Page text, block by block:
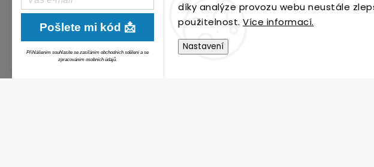
díky analýze provozu webu neustále
použitelnost. Více informací.
Nastavení
iPad
MacBook
Pošlete mi kód 📩
Přihlášením souhlasíte se zasíláním obchodních sdělení a se
zpracováním osobních údajů.